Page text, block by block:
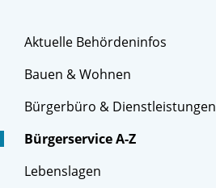
Aktuelle Behördeninfos
Bauen & Wohnen
Bürgerbüro & Dienstleistungen
Bürgerservice A-Z
Lebenslagen